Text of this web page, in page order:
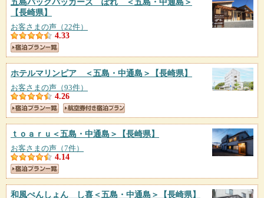
【長崎県】
お客さまの声（22件）
4.33
ホテルマリンピア ＜五島・中通島＞ 【長崎県】
お客さまの声（93件）
4.26
ｔｏａｒｕ＜五島・中通島＞ 【長崎県】
お客さまの声（7件）
4.14
和風ぺんしょん し喜＜五島・中通島＞ 【長崎県】